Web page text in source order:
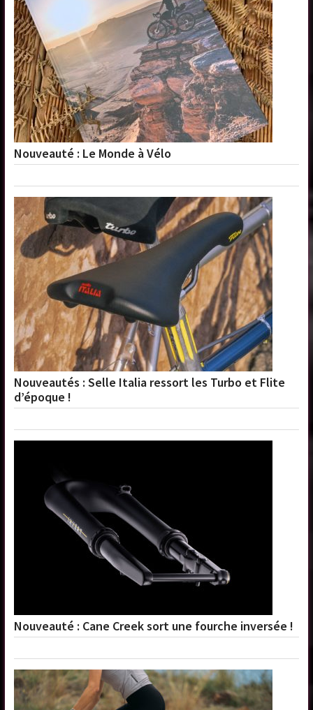
Nouveauté : Le Monde à Vélo
Nouveautés : Selle Italia ressort les Turbo et Flite
d’époque !
Nouveauté : Cane Creek sort une fourche inversée !